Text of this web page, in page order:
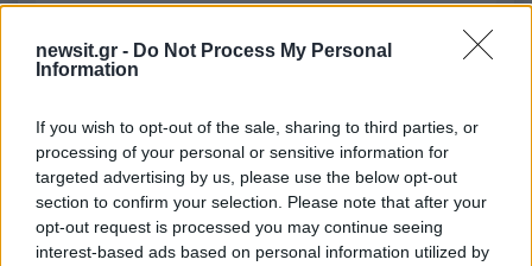
newsit.gr - Do Not Process My Personal
Information
If you wish to opt-out of the sale, sharing to third parties, or
processing of your personal or sensitive information for
targeted advertising by us, please use the below opt-out
section to confirm your selection. Please note that after your
opt-out request is processed you may continue seeing
interest-based ads based on personal information utilized by
Υποβολή σχολίου
Media
SURVIVOR
ΛΑΜΠΡΟΣ ΚΩΝΣΤΑΝΤΑΡΑΣ
Share: